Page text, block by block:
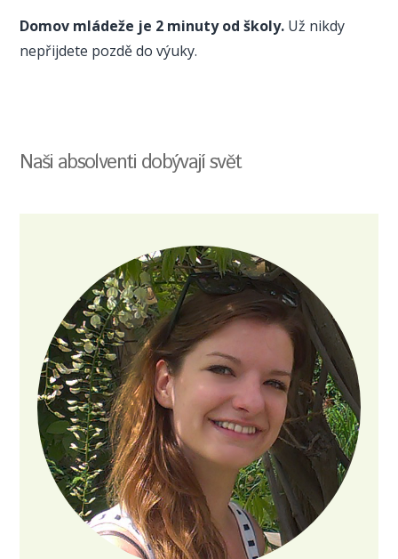
Domov mládeže je 2 minuty od školy. Už nikdy
nepřijdete pozdě do výuky.
Naši absolventi dobývají svět